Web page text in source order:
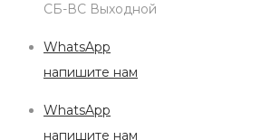
СБ-ВС Выходной
WhatsApp
напишите нам
WhatsApp
напишите нам